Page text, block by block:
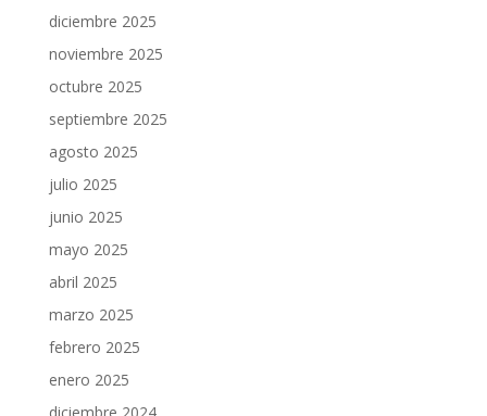
diciembre 2025
noviembre 2025
octubre 2025
septiembre 2025
agosto 2025
julio 2025
junio 2025
mayo 2025
abril 2025
marzo 2025
febrero 2025
enero 2025